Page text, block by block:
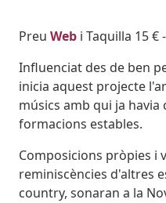
Body
Preu Web i Taquilla 15 € -
Influenciat des de ben
inicia aquest projecte
músics amb qui ja
formacions estables.
Composicions pròpies i
reminiscències d'altres
country, sonaran a la